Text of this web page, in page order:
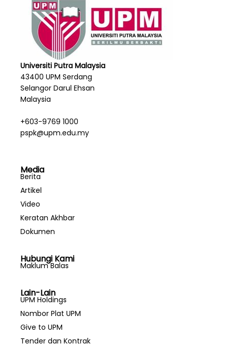
Universiti Putra Malaysia
43400 UPM Serdang
Selangor Darul Ehsan
Malaysia
+603-9769 1000
pspk@upm.edu.my
Media
Berita
Artikel
Video
Keratan Akhbar
Dokumen
Hubungi Kami
Maklum Balas
Lain-Lain
UPM Holdings
Nombor Plat UPM
Give to UPM
Tender dan Kontrak